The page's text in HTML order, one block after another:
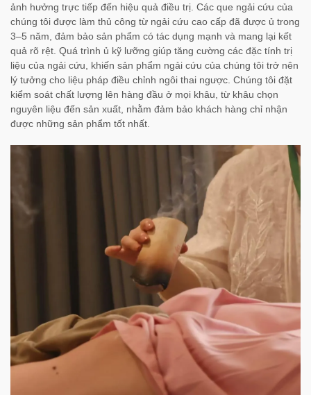
ảnh hưởng trực tiếp đến hiệu quả điều trị. Các que ngải cứu của
chúng tôi được làm thủ công từ ngải cứu cao cấp đã được ủ trong
3–5 năm, đảm bảo sản phẩm có tác dụng mạnh và mang lại kết
quả rõ rệt. Quá trình ủ kỹ lưỡng giúp tăng cường các đặc tính trị
liệu của ngải cứu, khiến sản phẩm ngải cứu của chúng tôi trở nên
lý tưởng cho liệu pháp điều chỉnh ngôi thai ngược. Chúng tôi đặt
kiểm soát chất lượng lên hàng đầu ở mọi khâu, từ khâu chọn
nguyên liệu đến sản xuất, nhằm đảm bảo khách hàng chỉ nhận
được những sản phẩm tốt nhất.